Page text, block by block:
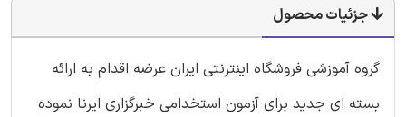
جزئیات محصول
گروه آموزشی فروشگاه اینترنتی ایران عرضه اقدام به ارائه
بسته ای جدید برای آزمون استخدامی خبرگزاری ایرنا نموده